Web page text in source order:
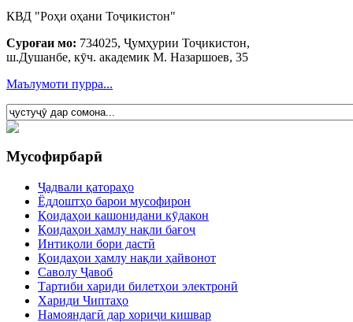
КВД "Роҳи оҳани Тоҷикистон"
Суроғаи мо: 734025, Ҷумҳурии Тоҷикистон,
ш.Душанбе, кӯч. академик М. Назаршоев, 35
Маълумоти пурра...
Мусофирбарӣ
Ҷадвали қатораҳо
Ёддоштҳо барои мусофирон
Қоидаҳои кашонидани кӯдакон
Қоидаҳои ҳамлу нақли бағоҷ
Интиқоли бори дастӣ
Қоидаҳои ҳамлу нақли ҳайвонот
Саволу Ҷавоб
Тартиби хариди билетҳои электронӣ
Хариди Чиптаҳо
Намояндагӣ дар хориҷи кишвар